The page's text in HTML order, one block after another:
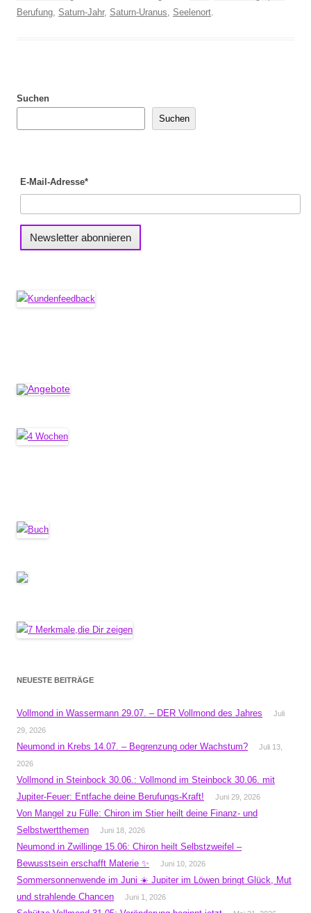
Berufung, Saturn-Jahr, Saturn-Uranus, Seelenort.
Suchen
Suchen
E-Mail-Adresse*
NEUESTE BEITRÄGE
Vollmond in Wassermann 29.07. – DER Vollmond des Jahres
Juli
29, 2026
Neumond in Krebs 14.07. – Begrenzung oder Wachstum?
Juli 13,
2026
Vollmond in Steinbock 30.06.: Vollmond im Steinbock 30.06. mit
Jupiter-Feuer: Entfache deine Berufungs-Kraft!
Juni 29, 2026
Von Mangel zu Fülle: Chiron im Stier heilt deine Finanz- und
Selbstwertthemen
Juni 18, 2026
Neumond in Zwillinge 15.06: Chiron heilt Selbstzweifel –
Bewusstsein erschafft Materie ✨
Juni 10, 2026
Sommersonnenwende im Juni ☀️ Jupiter im Löwen bringt Glück, Mut
und strahlende Chancen
Juni 1, 2026